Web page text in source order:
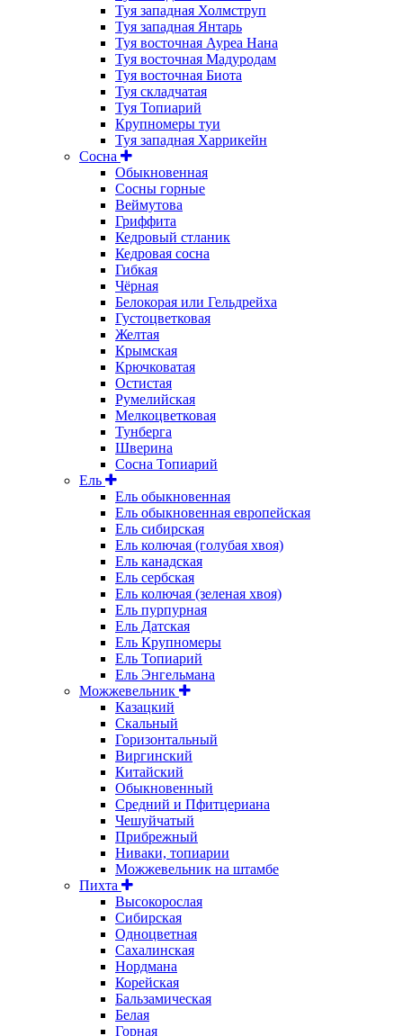
Туя западная Холмструп
Туя западная Янтарь
Туя восточная Ауреа Нана
Туя восточная Мадуродам
Туя восточная Биота
Туя складчатая
Туя Топиарий
Крупномеры туи
Туя западная Харрикейн
Сосна
Обыкновенная
Сосны горные
Веймутова
Гриффита
Кедровый стланик
Кедровая сосна
Гибкая
Чёрная
Белокорая или Гельдрейха
Густоцветковая
Желтая
Крымская
Крючковатая
Остистая
Румелийская
Мелкоцветковая
Тунберга
Шверина
Сосна Топиарий
Ель
Ель обыкновенная
Ель обыкновенная европейская
Ель сибирская
Ель колючая (голубая хвоя)
Ель канадская
Ель сербская
Ель колючая (зеленая хвоя)
Ель пурпурная
Ель Датская
Ель Крупномеры
Ель Топиарий
Ель Энгельмана
Можжевельник
Казацкий
Скальный
Горизонтальный
Виргинский
Китайский
Обыкновенный
Средний и Пфитцериана
Чешуйчатый
Прибрежный
Ниваки, топиарии
Можжевельник на штамбе
Пихта
Высокорослая
Сибирская
Одноцветная
Сахалинская
Нордмана
Корейская
Бальзамическая
Белая
Горная